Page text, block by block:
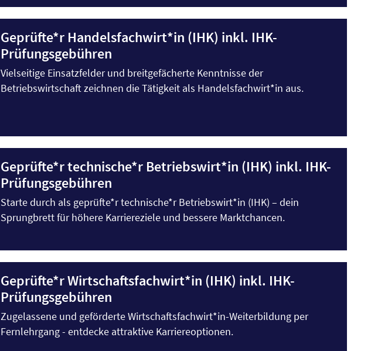
Geprüfte*r Handelsfachwirt*in (IHK) inkl. IHK-
Prüfungsgebühren
Vielseitige Einsatzfelder und breitgefächerte Kenntnisse der
Betriebswirtschaft zeichnen die Tätigkeit als Handelsfachwirt*in aus.
Geprüfte*r technische*r Betriebswirt*in (IHK) inkl. IHK-
Prüfungsgebühren
Starte durch als geprüfte*r technische*r Betriebswirt*in (IHK) – dein
Sprungbrett für höhere Karriereziele und bessere Marktchancen.
Geprüfte*r Wirtschaftsfachwirt*in (IHK) inkl. IHK-
Prüfungsgebühren
Zugelassene und geförderte Wirtschaftsfachwirt*in-Weiterbildung per
Fernlehrgang - entdecke attraktive Karriereoptionen.